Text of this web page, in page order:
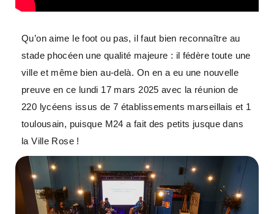
Qu’on aime le foot ou pas, il faut bien reconnaître au
stade phocéen une qualité majeure : il fédère toute une
ville et même bien au-delà. On en a eu une nouvelle
preuve en ce lundi 17 mars 2025 avec la réunion de
220 lycéens issus de 7 établissements marseillais et 1
toulousain, puisque M24 a fait des petits jusque dans
la Ville Rose !